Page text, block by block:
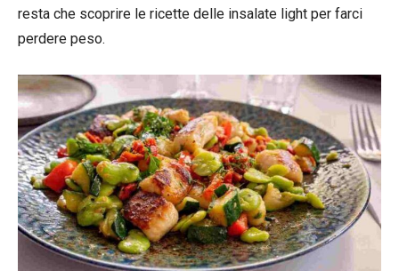
resta che scoprire le ricette delle insalate light per farci
perdere peso.